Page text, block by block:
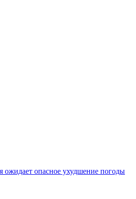
ожидает опасное ухудшение погоды